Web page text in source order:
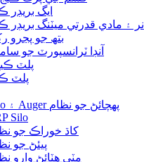
ايگ بريڊر
نر ۽ مادي قدرتي ميٽنگ بريڊر
بتھ جو پڃرو
آنڊا ٽرانسپورٽ جو
پلٽ
پلٽ
Silo ۽ Auger پهچائڻ جو نظام
Silo
کاڌ خوراڪ جو
پيئڻ جو
مٽي هٽائڻ وارو